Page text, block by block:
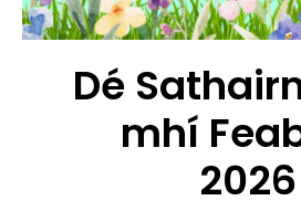
Dé
mhí
2026